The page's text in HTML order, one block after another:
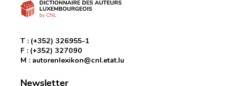
T : (+352) 326955-1
F : (+352) 327090
M : autorenlexikon@cnl.etat.lu
Newsletter